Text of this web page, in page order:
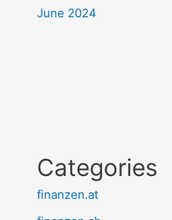
June 2024
Categories
finanzen.at